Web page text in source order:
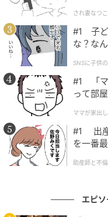
るわよ」と話してく
味を楽しみ、配偶者
を楽しんでいるこの
怖くないと感じます。
まとめ
30歳で最初の離婚を
では大変すぎて、自
ありませんでした。
っても輝いて、人生
けられます。私も焦
され妻なつこ
#1 子ど
な？な
SNSに子供
#1 「マ
って部
ママが家出
#1 出産
を一番
助産師と不
エピ